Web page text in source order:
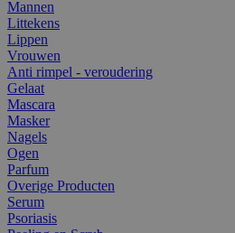
Mannen
Littekens
Lippen
Vrouwen
Anti rimpel - veroudering
Gelaat
Mascara
Masker
Nagels
Ogen
Parfum
Overige Producten
Serum
Psoriasis